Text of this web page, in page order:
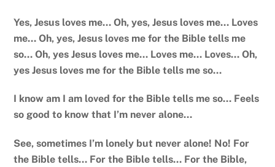
Yes, Jesus loves me… Oh, yes, Jesus loves me… Loves
me… Oh, yes, Jesus loves me for the Bible tells me
so… Oh, yes Jesus loves me… Loves me… Loves… Oh,
yes Jesus loves me for the Bible tells me so…
I know am I am loved for the Bible tells me so… Feels
so good to know that I’m never alone…
See, sometimes I’m lonely but never alone! No! For
the Bible tells… For the Bible tells… For the Bible,